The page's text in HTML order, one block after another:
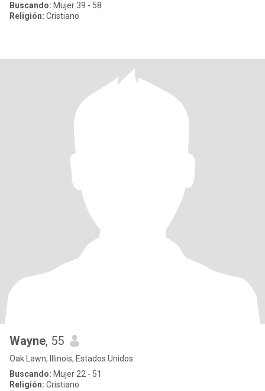
Buscando: Mujer 39 - 58
Religión: Cristiano
Wayne, 55
Oak Lawn, Illinois, Estados Unidos
Buscando: Mujer 22 - 51
Religión: Cristiano